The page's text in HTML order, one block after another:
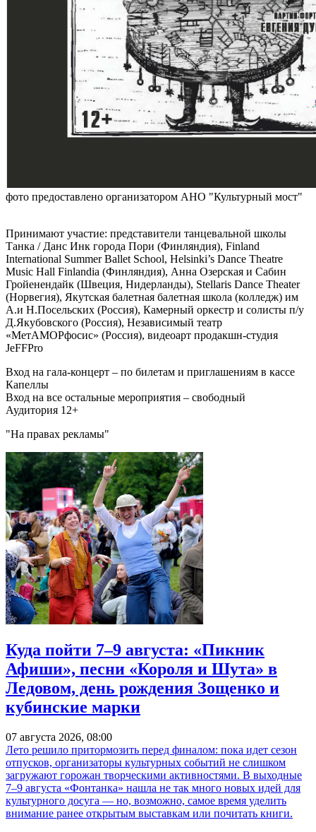
фото предоставлено организатором АНО "Культурный мост"
Принимают участие: представители танцевальной школы
Танка / Данс Инк города Пори (Финляндия), Finland
International Summer Ballet School, Helsinki’s Dance Theatre
Music Hall Finlandia (Финляндия), Анна Озерская и Сабин
Гройенендайк (Швеция, Нидерланды), Stellaris Dance Theater
(Норвегия), Якутская балетная балетная школа (колледж) им
А.и Н.Посельских (Россия), Камерный оркестр и солисты п/у
Д.Якубовского (Россия), Независимый театр
«МетАМОРфосис» (Россия), видеоарт продакшн-студия
JeFFPro
Вход на гала-концерт – по билетам и приглашениям в кассе
Капеллы
Вход на все остальные мероприятия – свободный
Аудитория 12+
"На правах рекламы"
Куда пойти 7–9 августа: «Пикник
Афиши», песни «Короля и Шута» в
Ледовом, день рождения Зощенко и
кубинские марки
07 августа 2026, 08:00
Лето решило притормозить перед финалом: пока идет сезон
отпусков, организаторы культурных событий не слишком
загружают горожан творческими активностями. В выходные
7–9 августа «Фонтанка» нашла не так много новых идей для
культурного досуга — но, возможно, самое время уделить
внимание ранее открытым выставкам или почитать книги.